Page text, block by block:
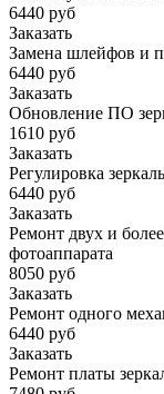
6440 руб
Заказать
Замена шлейфов и
6440 руб
Заказать
Обновление ПО
1610 руб
Заказать
Регулировка
6440 руб
Заказать
Ремонт двух и
фотоаппарата
8050 руб
Заказать
Ремонт одного
6440 руб
Заказать
Ремонт платы